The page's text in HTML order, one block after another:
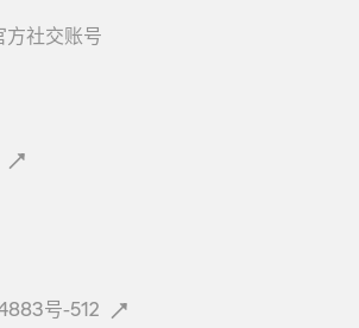
社交账号
号-512